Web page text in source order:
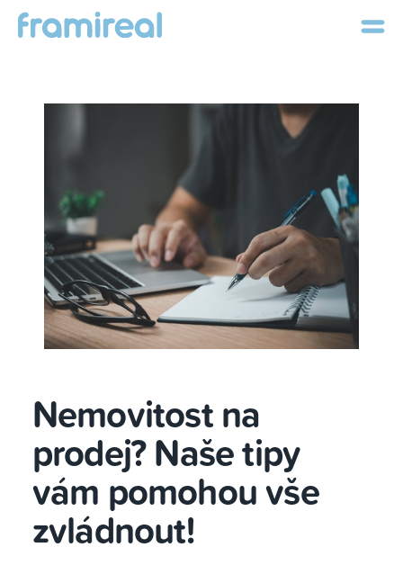
Nemovitost na
prodej? Naše tipy
vám pomohou vše
zvládnout!